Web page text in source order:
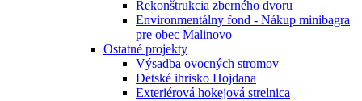
Rekonštrukcia zberného dvoru
Environmentálny fond - Nákup minibagra
pre obec Malinovo
Ostatné projekty
Výsadba ovocných stromov
Detské ihrisko Hojdana
Exteriérová hokejová strelnica